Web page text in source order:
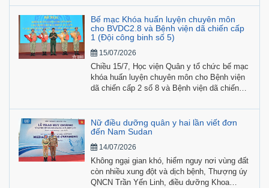
gia hoạt động gìn giữ hòa bình Liên hợp quốc
chủ trì hội nghị bàn giao nguyên trạng Bệnh
viện dã chiến cấp 2 số 8 từ Học viện Quân y
về Cục Gìn giữ hòa bình Việt Nam.
Bế mạc Khóa huấn luyện chuyên môn
cho BVDC2.8 và Bệnh viện dã chiến cấp
1 (Đội công binh số 5)
15/07/2026
Chiều 15/7, Học viện Quân y tổ chức bế mạc
khóa huấn luyện chuyên môn cho Bệnh viện
dã chiến cấp 2 số 8 và Bệnh viện dã chiến
động gìn giữ hòa bình Liên hợp quốc.
Nữ điều dưỡng quân y hai lần viết đơn
đến Nam Sudan
14/07/2026
Không ngại gian khó, hiểm nguy nơi vùng đất
còn nhiều xung đột và dịch bệnh, Thượng úy
QNCN Trần Yến Linh, điều dưỡng Khoa